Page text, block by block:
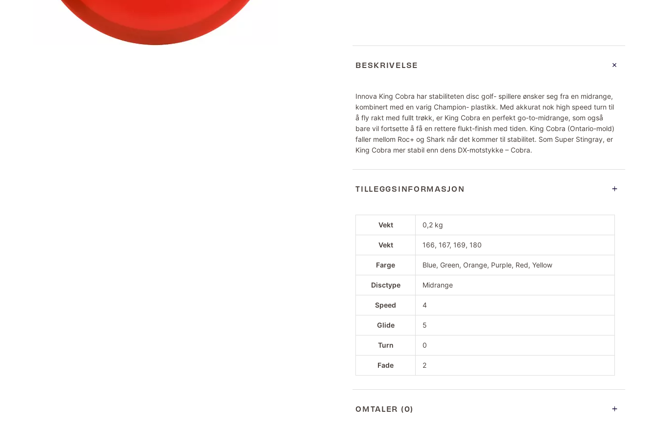
BESKRIVELSE
Innova King Cobra har stabiliteten disc golf- spillere ønsker seg fra en midrange,
kombinert med en varig Champion- plastikk. Med akkurat nok high speed turn til
å fly rakt med fullt trøkk, er King Cobra en perfekt go-to-midrange, som også
bare vil fortsette å få en rettere flukt-finish med tiden. King Cobra (Ontario-mold)
faller mellom Roc+ og Shark når det kommer til stabilitet. Som Super Stingray, er
King Cobra mer stabil enn dens DX-motstykke – Cobra.
TILLEGGSINFORMASJON
Vekt 0,2 kg
Vekt 166, 167, 169, 180
Farge Blue, Green, Orange, Purple, Red, Yellow
Disctype Midrange
Speed 4
Glide 5
Turn 0
Fade 2
OMTALER (0)